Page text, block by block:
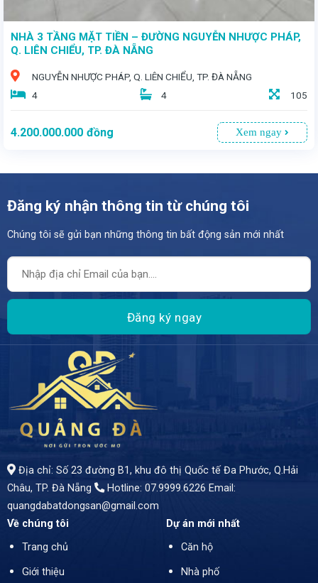
NHÀ 3 TẦNG MẶT TIỀN – ĐƯỜNG NGUYỄN NHƯỢC PHÁP,
Q. LIÊN CHIỂU, TP. ĐÀ NẴNG
NGUYỄN NHƯỢC PHÁP, Q. LIÊN CHIỂU, TP. ĐÀ NẴNG
4
4 105
4.200.000.000 đồng Xem ngay
Đăng ký nhận thông tin từ chúng tôi
Chúng tôi sẽ gửi bạn những thông tin bất động sản mới nhất
Địa chỉ: Số 23 đường B1, khu đô thị Quốc tế Đa Phước, Q.Hải
Châu, TP. Đà Nẵng
Hotline: 07.9999.6226 Email:
quangdabatdongsan@gmail.com
Về chúng tôi
Trang chủ
Giới thiệu
Dự án mới nhất
Căn hộ
Nhà phố